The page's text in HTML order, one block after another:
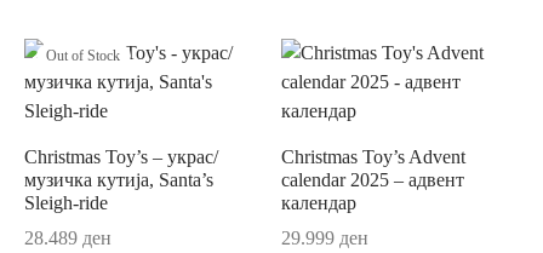
Out of Stock
Christmas Toy’s – украс/
музичка кутија, Santa’s
Sleigh-ride
28.489 ден
Christmas Toy’s Advent
calendar 2025 – адвент
календар
29.999 ден